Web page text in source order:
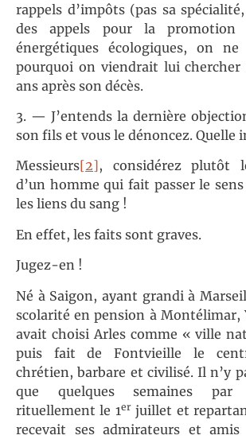
rappels d’impôts (pas sa
des appels pour la promotion
énergétiques écologiques, on
pourquoi on viendrait lui
ans après son décès.
3. — J’entends la dernière
son fils et vous le dénoncez. Quelle
Messieurs[2], considérez plutôt
d’un homme qui fait passer le
les liens du sang !
En effet, les faits sont graves.
Jugez-en !
Né à Saigon, ayant grandi à
scolarité en pension à Montélimar,
avait choisi Arles comme « ville
puis fait de Fontvieille le
chrétien, barbare et civilisé. Il n’y
que quelques semaines
rituellement le 1erjuillet et
recevait ses admirateurs et